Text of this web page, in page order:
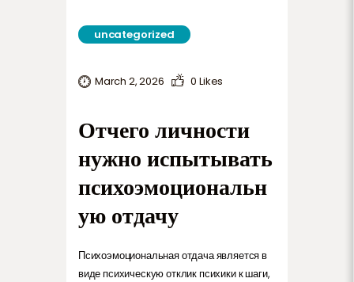
uncategorized
March 2, 2026 0 Likes
Отчего личности
нужно испытывать
психоэмоциональн
ую отдачу
Психоэмоциональная отдача является в
виде психическую отклик психики к шаги,